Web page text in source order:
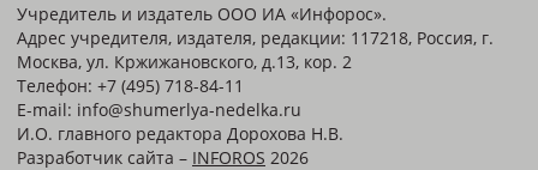
Учредитель и издатель ООО ИА «Инфорос».
Адрес учредителя, издателя, редакции: 117218, Россия, г.
Москва, ул. Кржижановского, д.13, кор. 2
Телефон: +7 (495) 718-84-11
E-mail: info@shumerlya-nedelka.ru
И.О. главного редактора Дорохова Н.В.
Разработчик сайта – INFOROS 2026